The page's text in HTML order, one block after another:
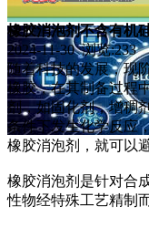
橡胶消泡剂不含有机
2024-11-30 浏览:233
随着科技的发展，现
橡胶，在其制备过程
剂，如固化剂，增稠
条件下发生化学反应
橡胶消泡剂，就可以
橡胶消泡剂是针对合
性物经特殊工艺精制